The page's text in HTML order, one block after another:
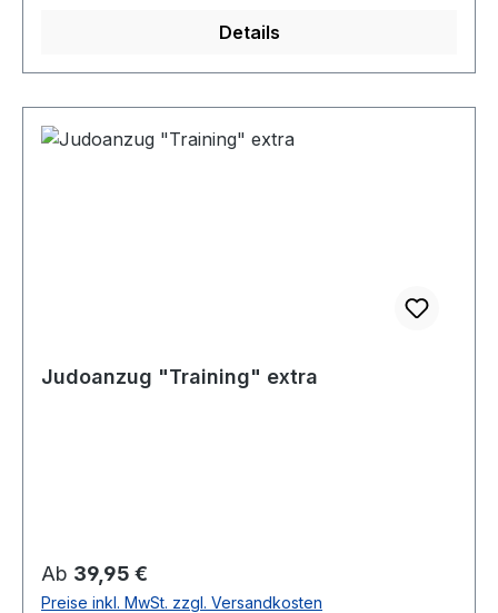
Details
Judoanzug "Training" extra
Regulärer Preis:
Ab 39,95 €
Preise inkl. MwSt. zzgl. Versandkosten